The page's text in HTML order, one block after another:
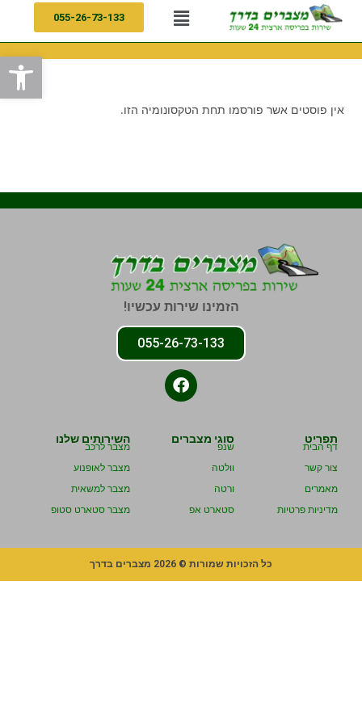
055-26-73-133
אין פוסטים אשר פורסמו תחת הטקסונומיה הזו.
הזמינו שירות עכשיו!
055-26-73-133
תפריט
דף הבית
צור קשר
מאמרים
מדיניות פרטיות
סוגי מצברים
שנפ
וולטה
ורטה
סטארט אפ
השירותים שלנו
מצבר לרכב
מצבר לאופנוע
מצבר למשאית
מצבר סטארט סטופ
כל הזכויות שמורות © 2026 מצברים בדרך